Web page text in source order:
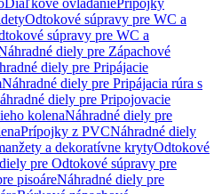
Diaľkové ovládaniePrípojky
Odtokové súpravy pre WC a
súpravy pre WC a
diely pre Zápachové
diely pre Pripájacie
Náhradné diely pre Pripájacia rúra s
diely pre Pripojovacie
kolenaNáhradné diely pre
Prípojky z PVCNáhradné diely
a dekoratívne krytyOdtokové
pre Odtokové súpravy pre
pisoáreNáhradné diely pre